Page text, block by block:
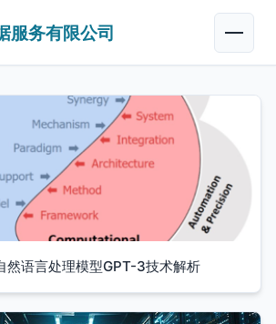
服务有限公司
然语言处理模型GPT-3技术解析